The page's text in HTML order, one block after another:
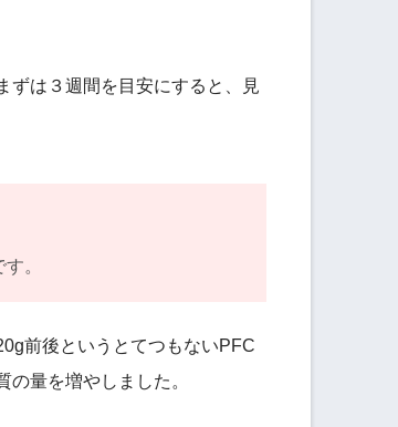
ずは３週間を目安にすると、見
。
前後というとてつもないPFC
量を増やしました。